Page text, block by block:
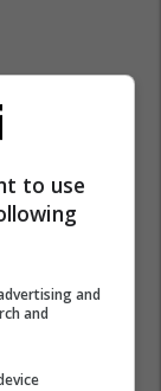
to use
and
and